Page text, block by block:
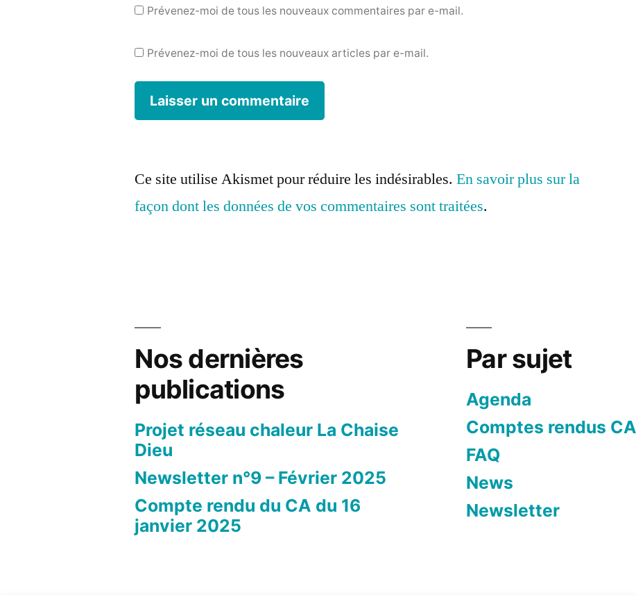
Prévenez-moi de tous les nouveaux commentaires par e-mail.
Prévenez-moi de tous les nouveaux articles par e-mail.
Ce site utilise Akismet pour réduire les indésirables.En savoir plus sur la
façon dont les données de vos commentaires sont traitées.
Nos dernières
publications
Projet réseau chaleur La Chaise
Dieu
Newsletter n°9 – Février 2025
Compte rendu du CA du 16
janvier 2025
Par sujet
Agenda
Comptes rendus
FAQ
News
Newsletter